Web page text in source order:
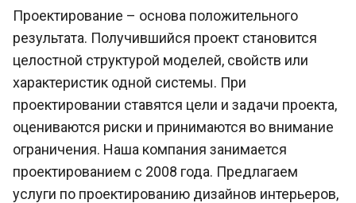
Проектирование – основа положительного
результата. Получившийся проект становится
целостной структурой моделей, свойств или
характеристик одной системы. При
проектировании ставятся цели и задачи проекта,
оцениваются риски и принимаются во внимание
ограничения. Наша компания занимается
проектированием с 2008 года. Предлагаем
услуги по проектированию дизайнов интерьеров,